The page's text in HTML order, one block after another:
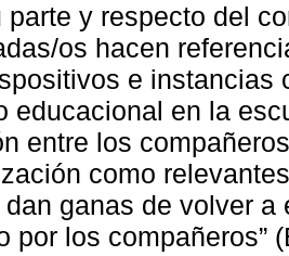
parte y respecto del
os hacen
e instancias
educacional en la
entre los
como
ganas de volver a
por los compañeros”